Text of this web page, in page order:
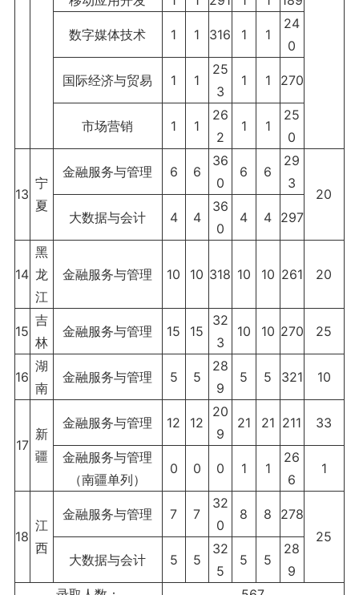
数字媒体技术 1 1 316 1 1
24
0
国际经济与贸易 1 1
25
3
1 1 270
市场营销 1 1
26
2
1 1
25
0
13
宁
夏
金融服务与管理 6 6
36
0
6 6
29
3
20
大数据与会计
4 4
36
0
4 4 297
14
黑
龙
江
金融服务与管理 10 10 318 10 10 261 20
15
吉
林
金融服务与管理 15 15
32
3
10 10 270 25
16
湖
南
金融服务与管理 5 5
28
9
5 5 321 10
17
新
疆
金融服务与管理 12 12
20
9
21 21 211 33
金融服务与管理
（南疆单列）
0 0 0 1 1
26
6
1
18
江
西
金融服务与管理 7 7
32
0
8 8
278
25
大数据与会计
5 5
32
5
5 5
28
9